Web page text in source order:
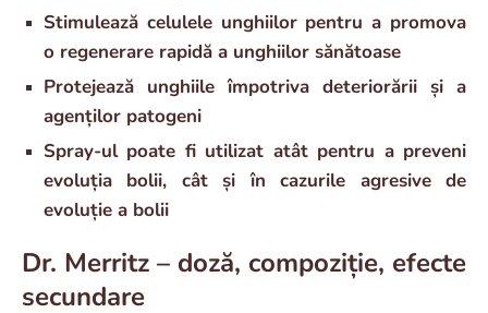
Stimulează celulele unghiilor pentru a promova
o regenerare rapidă a unghiilor sănătoase
Protejează unghiile împotriva deteriorării și a
agenților patogeni
Spray-ul poate fi utilizat atât pentru a preveni
evoluția bolii, cât și în cazurile agresive de
evoluție a bolii
Dr. Merritz – doză, compoziție, efecte
secundare